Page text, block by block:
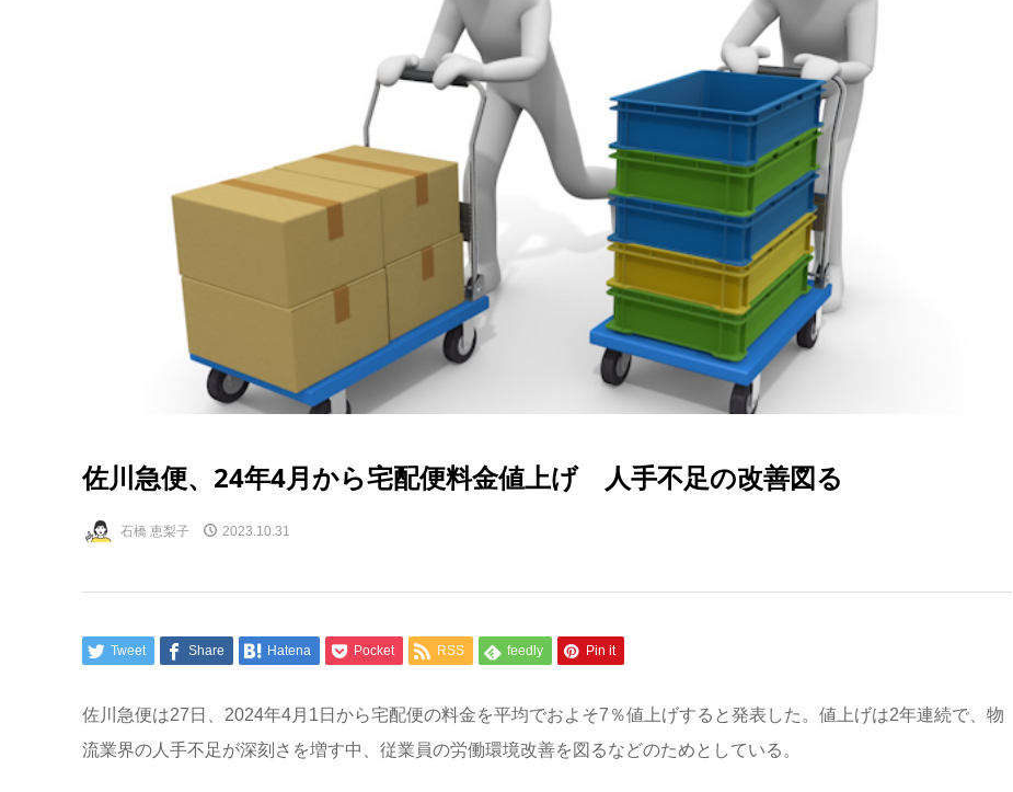
佐川急便、24年4月から宅配便料金値上げ 人手不足の改善図る
石橋 恵梨子 2023.10.31
Tweet Share Hatena Pocket RSS feedly Pin it
佐川急便は27日、2024年4月1日から宅配便の料金を平均でおよそ7％値上げすると発表した。値上げは2年連続で、物
流業界の人手不足が深刻さを増す中、従業員の労働環境改善を図るなどのためとしている。